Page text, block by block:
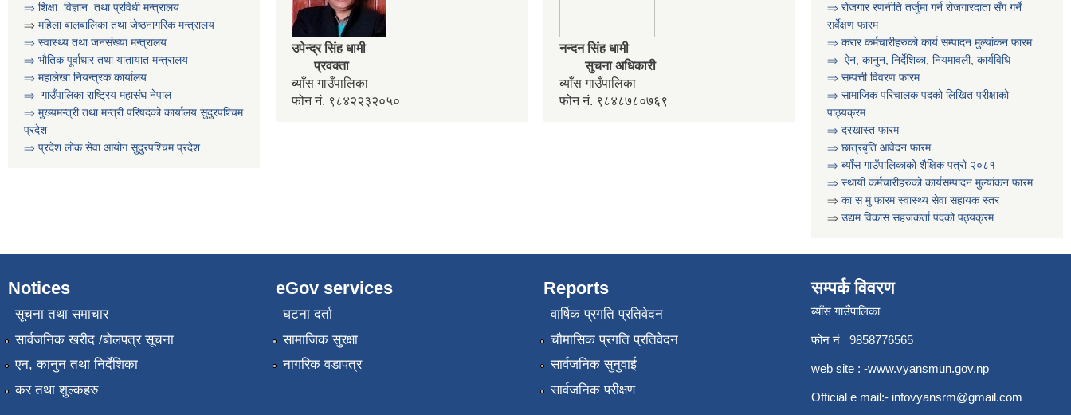
⇒ शिक्षा विज्ञान तथा प्रविधी मन्त्रालय
⇒ महिला बालबालिका तथा जेष्ठनागरिक मन्त्रालय
⇒ स्वास्थ्य तथा जनसंख्या मन्त्रालय
⇒ भौतिक पूर्वाधार तथा यातायात मन्त्रालय
⇒ महालेखा नियन्त्रक कार्यालय
⇒ गाउँपालिका राष्ट्रिय महासंघ नेपाल
⇒ मुख्यमन्त्री तथा मन्त्री परिषदको कार्यालय सुदुरपश्चिम
प्रदेश
⇒ प्रदेश लोक सेवा आयोग सुदुरपश्चिम प्रदेश
उपेन्द्र सिंह धामी
प्रवक्ता
ब्याँस गाउँपालिका
फोन नं. ९८४२२३२०५०
नन्दन सिंह धामी
सुचना अधिकारी
ब्याँस गाउँपालिका
फोन नं. ९८४८७८०७६९
⇒ रोजगार रणनीति तर्जुमा गर्न रोजगारदाता सँग गर्ने
सर्वेक्षण फारम
⇒ करार कर्मचारीहरुको कार्य सम्पादन मुल्या‌ंकन फारम
⇒ ऐन, कानुन, निर्देशिका, नियमावली, कार्यविधि
⇒ सम्पत्ती विवरण फारम
⇒ सामाजिक परिचालक पदको लिखित परीक्षाको
पाठ्यक्रम
⇒ दरखास्त फारम
⇒ छात्रबृति आवेदन फारम
⇒ ब्याँस गाउँपालिकाको शैक्षिक पत्रो २०८१
⇒ स्थायी कर्मचारीहरुको कार्यसम्पादन मुल्यांकन फारम
⇒ का स मु फारम स्वास्थ्य सेवा सहायक स्तर
⇒ उद्यम विकास सहजकर्ता पदको पठ्यक्रम
Notices
सूचना तथा समाचार
सार्वजनिक खरीद /बोलपत्र सूचना
एन, कानुन तथा निर्देशिका
कर तथा शुल्कहरु
eGov services
घटना दर्ता
सामाजिक सुरक्षा
नागरिक वडापत्र
Reports
वार्षिक प्रगति प्रतिवेदन
चौमासिक प्रगति प्रतिवेदन
सार्वजनिक सुनुवाई
सार्वजनिक परीक्षण
सम्पर्क विवरण
ब्याँस गाउँपालिका
फोन नं 9858776565
web site : -www.vyansmun.gov.np
Official e mail:- infovyansrm@gmail.com